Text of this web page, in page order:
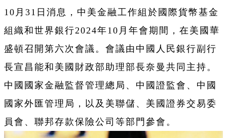
10月31日消息，中美金融工作組於國際貨幣基金
組織和世界銀行2024年10月年會期間，在美國華
盛頓召開第六次會議。會議由中國人民銀行副行
長宣昌能和美國財政部助理部長奈曼共同主持。
中國國家金融監督管理總局、中國證監會、中國
國家外匯管理局，以及美聯儲、美國證券交易委
員會、聯邦存款保險公司等部門參會。